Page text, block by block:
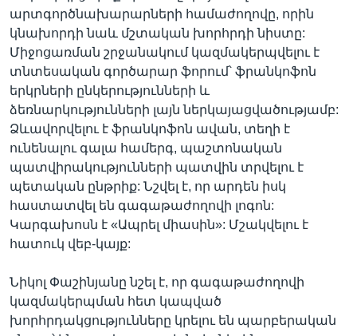
արտգործնախարարների համաժողովը, որին
կնախորդի նաև մշտական խորհրդի նիստը:
Միջոցառման շրջանակում կազմակերպվելու է
տնտեսական գործարար ֆորում՝ ֆրանկոֆոն
երկրների ընկերությունների և
ձեռնարկությունների լայն ներկայացվածությամբ:
Ձևավորվելու է ֆրանկոֆոն ավան, տեղի է
ունենալու գալա համերգ, պաշտոնական
պատվիրակությունների պատվին տրվելու է
պետական ընթրիք: Նշվել է, որ արդեն իսկ
հաստատվել են գագաթաժողովի լոգոն:
Կարգախոսն է «Ապրել միասին»: Մշակվելու է
հատուկ վեբ-կայք:
Նիկոլ Փաշինյանը նշել է, որ գագաթաժողովի
կազմակերպման հետ կապված
խորհրդակցությունները կրելու են պարբերական